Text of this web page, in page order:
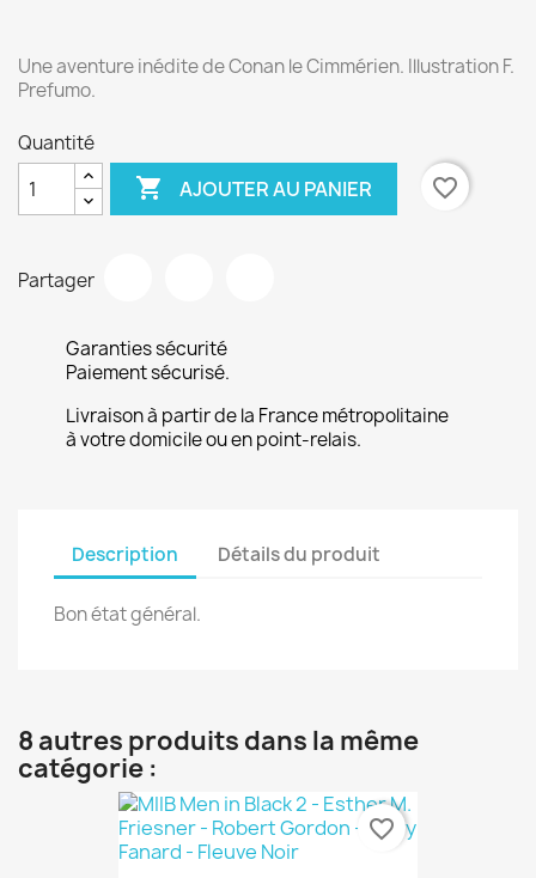
Une aventure inédite de Conan le Cimmérien. Illustration F.
Prefumo.
Quantité
 AJOUTER AU PANIER favorite_border
Partager
Garanties sécurité
Paiement sécurisé.
Livraison à partir de la France métropolitaine
à votre domicile ou en point-relais.
Description Détails du produit
Bon état général.
8 autres produits dans la même
catégorie :
favorite_border